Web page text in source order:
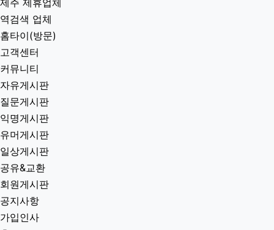
역검색 업체
홈타이(방문)
고객센터
커뮤니티
자유게시판
질문게시판
익명게시판
유머게시판
일상게시판
공유&교환
회원게시판
공지사항
가입인사